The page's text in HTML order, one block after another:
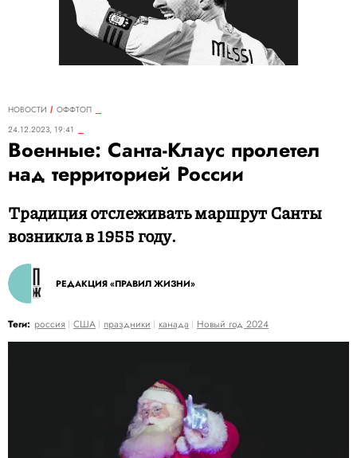
НОВОСТИ
ОФФТОП
24.12.2023, 19:41
Военные: Санта-Клаус пролетел
над территорией России
Традиция отслеживать маршрут Санты
возникла в 1955 году.
РЕДАКЦИЯ «ПРАВИЛ ЖИЗНИ»
Теги: россия США праздники канада Новый год 2024